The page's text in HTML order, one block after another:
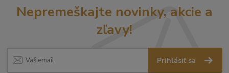
Nepremeškajte novinky, akcie a
zľavy!
Prihlásiť sa